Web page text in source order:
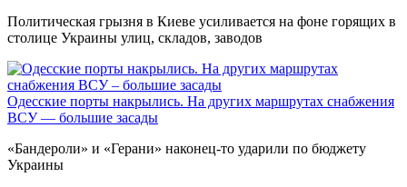
Политическая грызня в Киеве усиливается на фоне горящих в
столице Украины улиц, складов, заводов
Одесские порты накрылись. На других маршрутах снабжения
ВСУ — большие засады
«Бандероли» и «Герани» наконец-то ударили по бюджету
Украины